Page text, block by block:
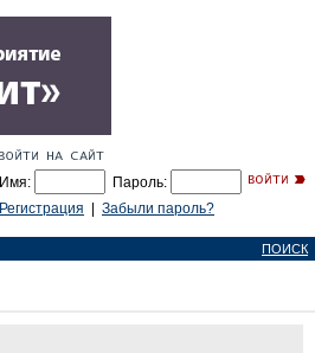
Имя:
Пароль:
Регистрация
Забыли пароль?
ПОИСК